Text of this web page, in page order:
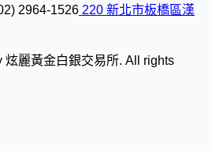
2964-1526 220 新北市板橋區漢
麗黃金白銀交易所. All rights